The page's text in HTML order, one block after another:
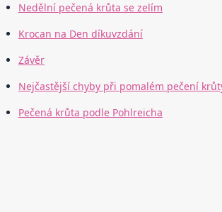
Nedělní pečená krůta se zelím
Krocan na Den díkuvzdání
Závěr
Nejčastější chyby při pomalém pečení
Pečená krůta podle Pohlreicha